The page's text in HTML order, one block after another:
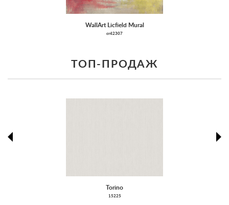
WallArt Licfield Mural
cr42307
ТОП-ПРОДАЖ
Torino
15225